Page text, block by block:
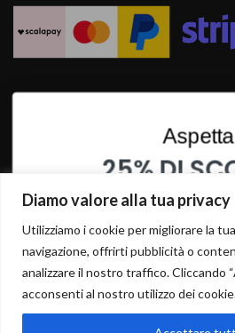
Diamo valore alla tua privacy
Utilizziamo i cookie per migliorare la
navigazione, offrirti pubblicità o
analizzare il nostro traffico. Cliccando
acconsenti al nostro utilizzo dei
Aspetta
25% DI
SU QUESTO
INSERISCI I TUOI DATI PER